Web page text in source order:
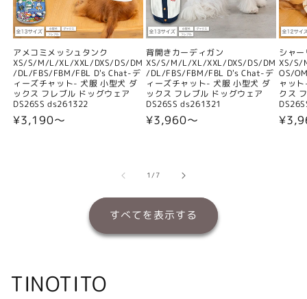
アメコミメッシュタンク
XS/S/M/L/XL/XXL/DXS/DS/DM
/DL/FBS/FBM/FBL D's Chat-デ
ィーズチャット- 犬服 小型犬 ダ
ックス フレブル ドッグウェア
DS26SS ds261322
通
¥3,190〜
背開きカーディガン
XS/S/M/L/XL/XXL/DXS/DS/DM
/DL/FBS/FBM/FBL D's Chat-デ
ィーズチャット- 犬服 小型犬 ダ
ックス フレブル ドッグウェア
DS26SS ds261321
通
¥3,960〜
シャ
XS/
OS/
ャッ
クス
通
1/の
7
すべてを表示する
TINOTITO